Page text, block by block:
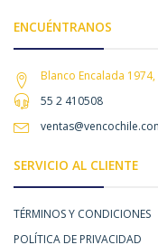
ENCUÉNTRANOS
Blanco Encalada
55 2 410508
SERVICIO AL CLIENTE
TÉRMINOS Y CONDICIONES
POLÍTICA DE PRIVACIDAD